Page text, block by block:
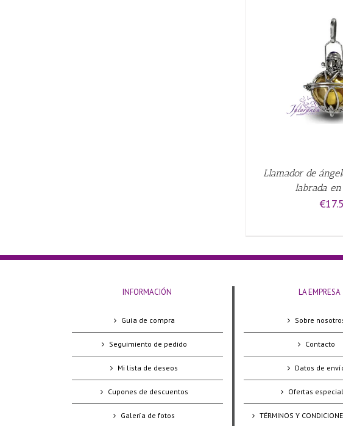
Llamador de
labrada
€
AÑADIR AL
INFORMACIÓN
Guía de compra
Seguimiento de pedido
Mi lista de deseos
Cupones de descuentos
Galería de fotos
LA EMPRESA
Sobre
Contacto
Datos de
Ofertas
TÉRMINOS Y